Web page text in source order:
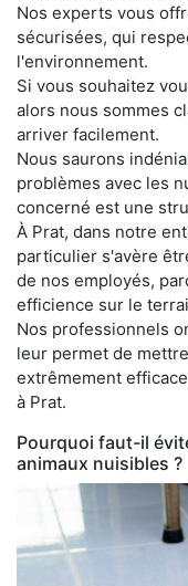
Nos experts vous
sécurisées, qui
l'environnement.
Si vous souhaitez
alors nous sommes
arriver facilement.
Nous saurons
problèmes avec les
concerné est une
À Prat, dans notre
particulier s'avère
de nos employés,
efficience sur le
Nos professionnels
leur permet de
extrêmement
à Prat.
Pourquoi faut-il
animaux nuisibles ?